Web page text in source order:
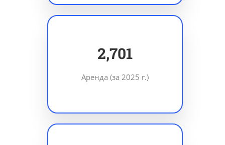
3,844
Аренда (за 2025 г.)